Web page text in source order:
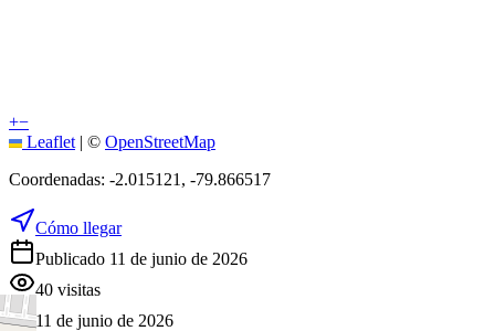
+−
Leaflet | © OpenStreetMap
Coordenadas: -2.015121 , -79.866517
Cómo llegar
Publicado 11 de junio de 2026
40 visitas
11 de junio de 2026